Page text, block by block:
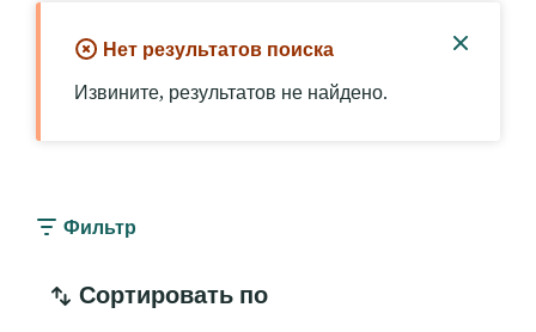
Нет результатов поиска
Извините, результатов не найдено.
Фильтр
Сортировать по